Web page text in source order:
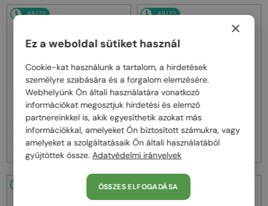
48/72
VERSACE—Napszemüvegek
VE2269 - 143387 - 62
74 000 Ft
48/72
VERSACE—Napszemüvegek
VE2298 - 100180 - 58
74 000 Ft
48/72
×
Ez a weboldal sütiket használ
Cookie-kat használunk a tartalom, a hirdetések
személyre szabására és a forgalom elemzésére.
Webhelyünk Ön általi használatára vonatkozó
információkat megosztjuk hirdetési és elemző
partnereinkkel is, akik egyesíthetik azokat más
információkkal, amelyeket Ön biztosított számukra, vagy
amelyeket a szolgáltatásaik Ön általi használatából
gyűjtöttek össze.Adatvédelmi irányelvek
ÖSSZES ELFOGADÁSA